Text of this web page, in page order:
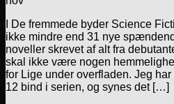
I De fremmede byder Science
ikke mindre end 31 nye
noveller skrevet af alt fra
skal ikke være nogen
for Lige under overfladen. Jeg
12 bind i serien, og synes det […]